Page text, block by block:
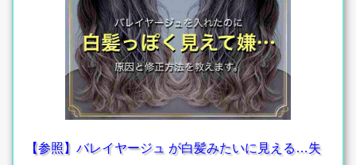
【参照】バレイヤージュ が白髪みたいに見える…失